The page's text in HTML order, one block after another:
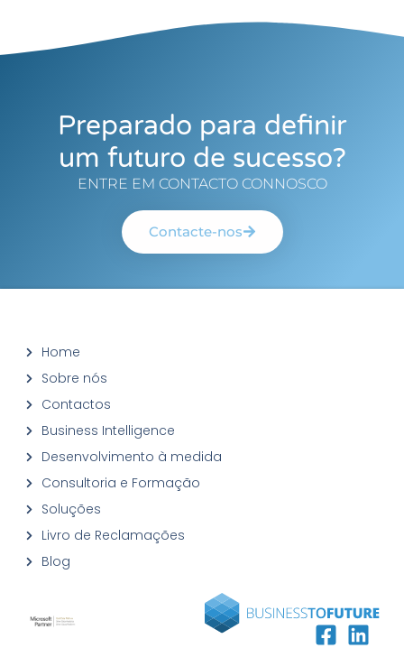
Preparado para definir
um futuro de sucesso?
ENTRE EM CONTACTO CONNOSCO
Contacte-nos
Home
Sobre nós
Contactos
Business Intelligence
Desenvolvimento à medida
Consultoria e Formação
Soluções
Livro de Reclamações
Blog